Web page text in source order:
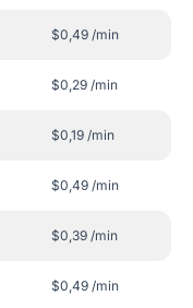
$0,49 /min
$0,29 /min
$0,19 /min
$0,49 /min
$0,39 /min
$0,49 /min